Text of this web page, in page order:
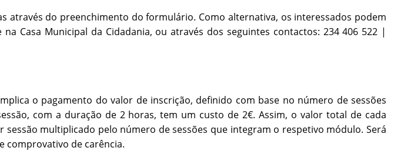
através do preenchimento do formulário. Como alternativa, os interessados podem
Casa Municipal da Cidadania, ou através dos seguintes contactos: 234 406 522 |
o pagamento do valor de inscrição, definido com base no número de sessões
com a duração de 2 horas, tem um custo de 2€. Assim, o valor total de cada
multiplicado pelo número de sessões que integram o respetivo módulo. Será
comprovativo de carência.